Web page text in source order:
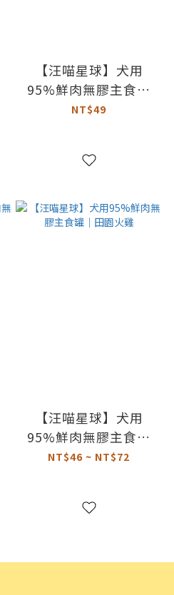
【汪喵星球】犬用
95%鮮肉無膠主食罐
｜紐西蘭草飼牛
NT$49
【汪喵星球】犬用
95%鮮肉無膠主食罐
｜田園火雞
NT$46 ~ NT$72